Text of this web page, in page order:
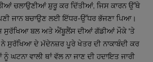
ਚਲਾਉਣੀਆਂ ਸ਼ੁਰੂ ਕਰ ਦਿੱਤੀਆਂ, ਜਿਸ ਕਾਰਨ ਉੱਥੇ
ਜਾਨ ਬਚਾਉਣ ਲਈ ਇੱਧਰ-ਉੱਧਰ ਭੱਜਣਾ ਪਿਆ।
ਸੁਰੱਖਿਆ ਬਲ ਅਤੇ ਐਂਬੂਲੈਂਸ ਦੀਆਂ ਗੱਡੀਆਂ ਮੌਕੇ 'ਤੇ
ਦੇ ਮੱਦੇਨਜ਼ਰ ਪੂਰੇ ਖੇਤਰ ਦੀ ਨਾਕਾਬੰਦੀ ਕਰ
ਘਟਨਾ ਵਾਲੀ ਥਾਂ ਵੱਲ ਨਾ ਜਾਣ ਦੀ ਹਦਾਇਤ ਜਾਰੀ